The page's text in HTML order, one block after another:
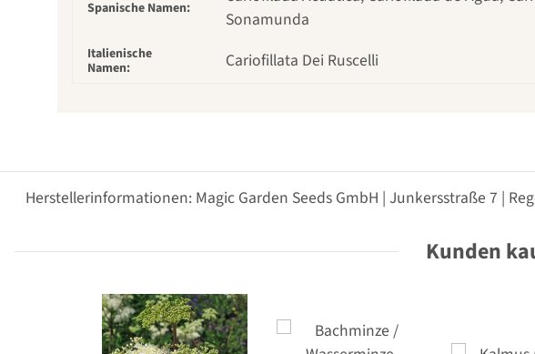
Spanische Namen:
Sonamunda
Italienische
Namen:
Cariofillata Dei Ruscelli
Herstellerinformationen: Magic Garden Seeds GmbH | Junkersstraße 7 |
Kunden